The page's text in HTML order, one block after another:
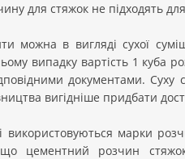
для стяжок не підходять
можна в вигляді сухої
випадку вартість 1 куба
документами.
вигідніше придбати
використовуються марки
цементний розчин